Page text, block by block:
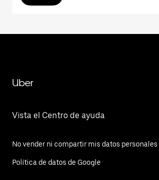
Uber
Vista el Centro de ayuda
No vender ni compartir mis datos personales
Política de datos de Google